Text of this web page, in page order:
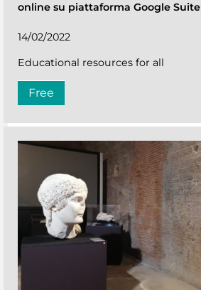
online su piattaforma Google Suite
14/02/2022
Educational resources for all
Free